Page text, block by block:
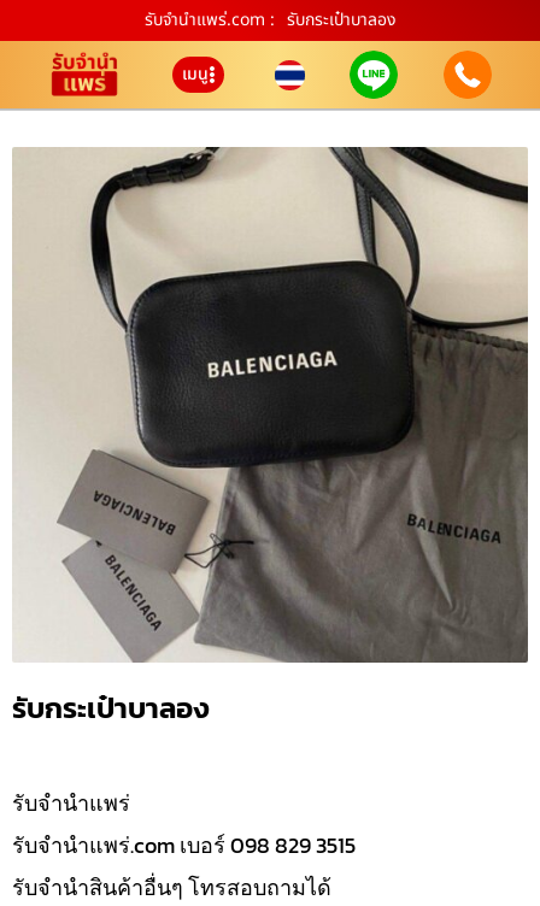
รับจํานําแพร่.com : รับกระเป๋าบาลอง
เมนู
รับกระเป๋าบาลอง
รับจํานำแพร่
รับจํานําแพร่.com เบอร์ 098 829 3515
รับจำนำสินค้าอื่นๆ โทรสอบถามได้